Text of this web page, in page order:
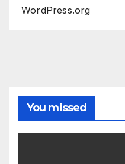
WordPress.org
You missed